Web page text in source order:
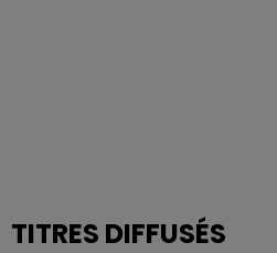
TITRES DIFFUSÉS